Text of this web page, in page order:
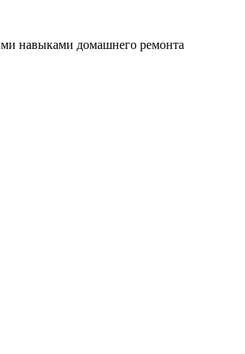
навыками домашнего ремонта